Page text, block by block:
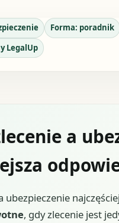
Forma: poradnik
LegalUp
a
ubezpieczenie
, gdy zlecenie jest